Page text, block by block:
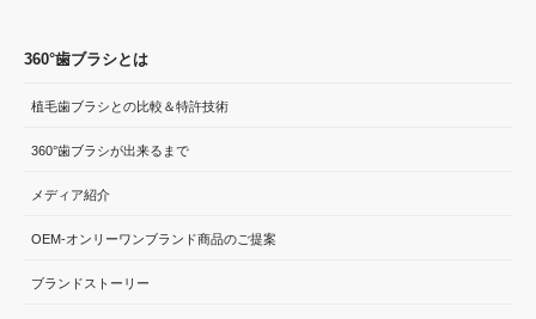
360°歯ブラシとは
植毛歯ブラシとの比較＆特許技術
360°歯ブラシが出来るまで
メディア紹介
OEM-オンリーワンブランド商品のご提案
ブランドストーリー